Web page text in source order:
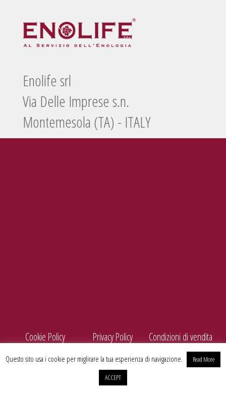
Cookie Policy Privacy Policy Condizioni di vendita
Enolife srl
Via Delle Imprese s.n.
Montemesola (TA) - ITALY
Questo sito usa i cookie per miglirare la tua esperienza di navigazione.
Read More
ACCEPT